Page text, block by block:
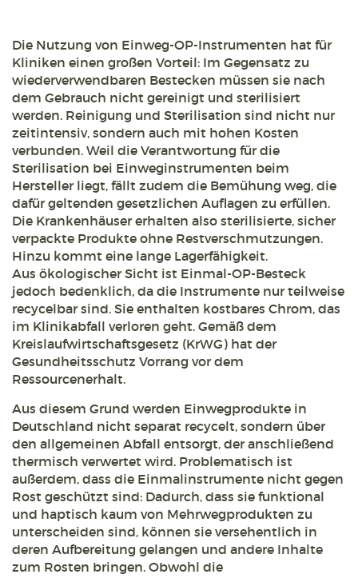
Die Nutzung von Einweg-OP-Instrumenten hat für
Kliniken einen großen Vorteil: Im Gegensatz zu
wiederverwendbaren Bestecken müssen sie nach
dem Gebrauch nicht gereinigt und sterilisiert
werden. Reinigung und Sterilisation sind nicht nur
zeitintensiv, sondern auch mit hohen Kosten
verbunden. Weil die Verantwortung für die
Sterilisation bei Einweginstrumenten beim
Hersteller liegt, fällt zudem die Bemühung weg, die
dafür geltenden gesetzlichen Auflagen zu erfüllen.
Die Krankenhäuser erhalten also sterilisierte, sicher
verpackte Produkte ohne Restverschmutzungen.
Hinzu kommt eine lange Lagerfähigkeit.
Aus ökologischer Sicht ist Einmal-OP-Besteck
jedoch bedenklich, da die Instrumente nur teilweise
recycelbar sind. Sie enthalten kostbares Chrom, das
im Klinikabfall verloren geht. Gemäß dem
Kreislaufwirtschaftsgesetz (KrWG) hat der
Gesundheitsschutz Vorrang vor dem
Ressourcenerhalt.
Aus diesem Grund werden Einwegprodukte in
Deutschland nicht separat recycelt, sondern über
den allgemeinen Abfall entsorgt, der anschließend
thermisch verwertet wird. Problematisch ist
außerdem, dass die Einmalinstrumente nicht gegen
Rost geschützt sind: Dadurch, dass sie funktional
und haptisch kaum von Mehrwegprodukten zu
unterscheiden sind, können sie versehentlich in
deren Aufbereitung gelangen und andere Inhalte
zum Rosten bringen. Obwohl die